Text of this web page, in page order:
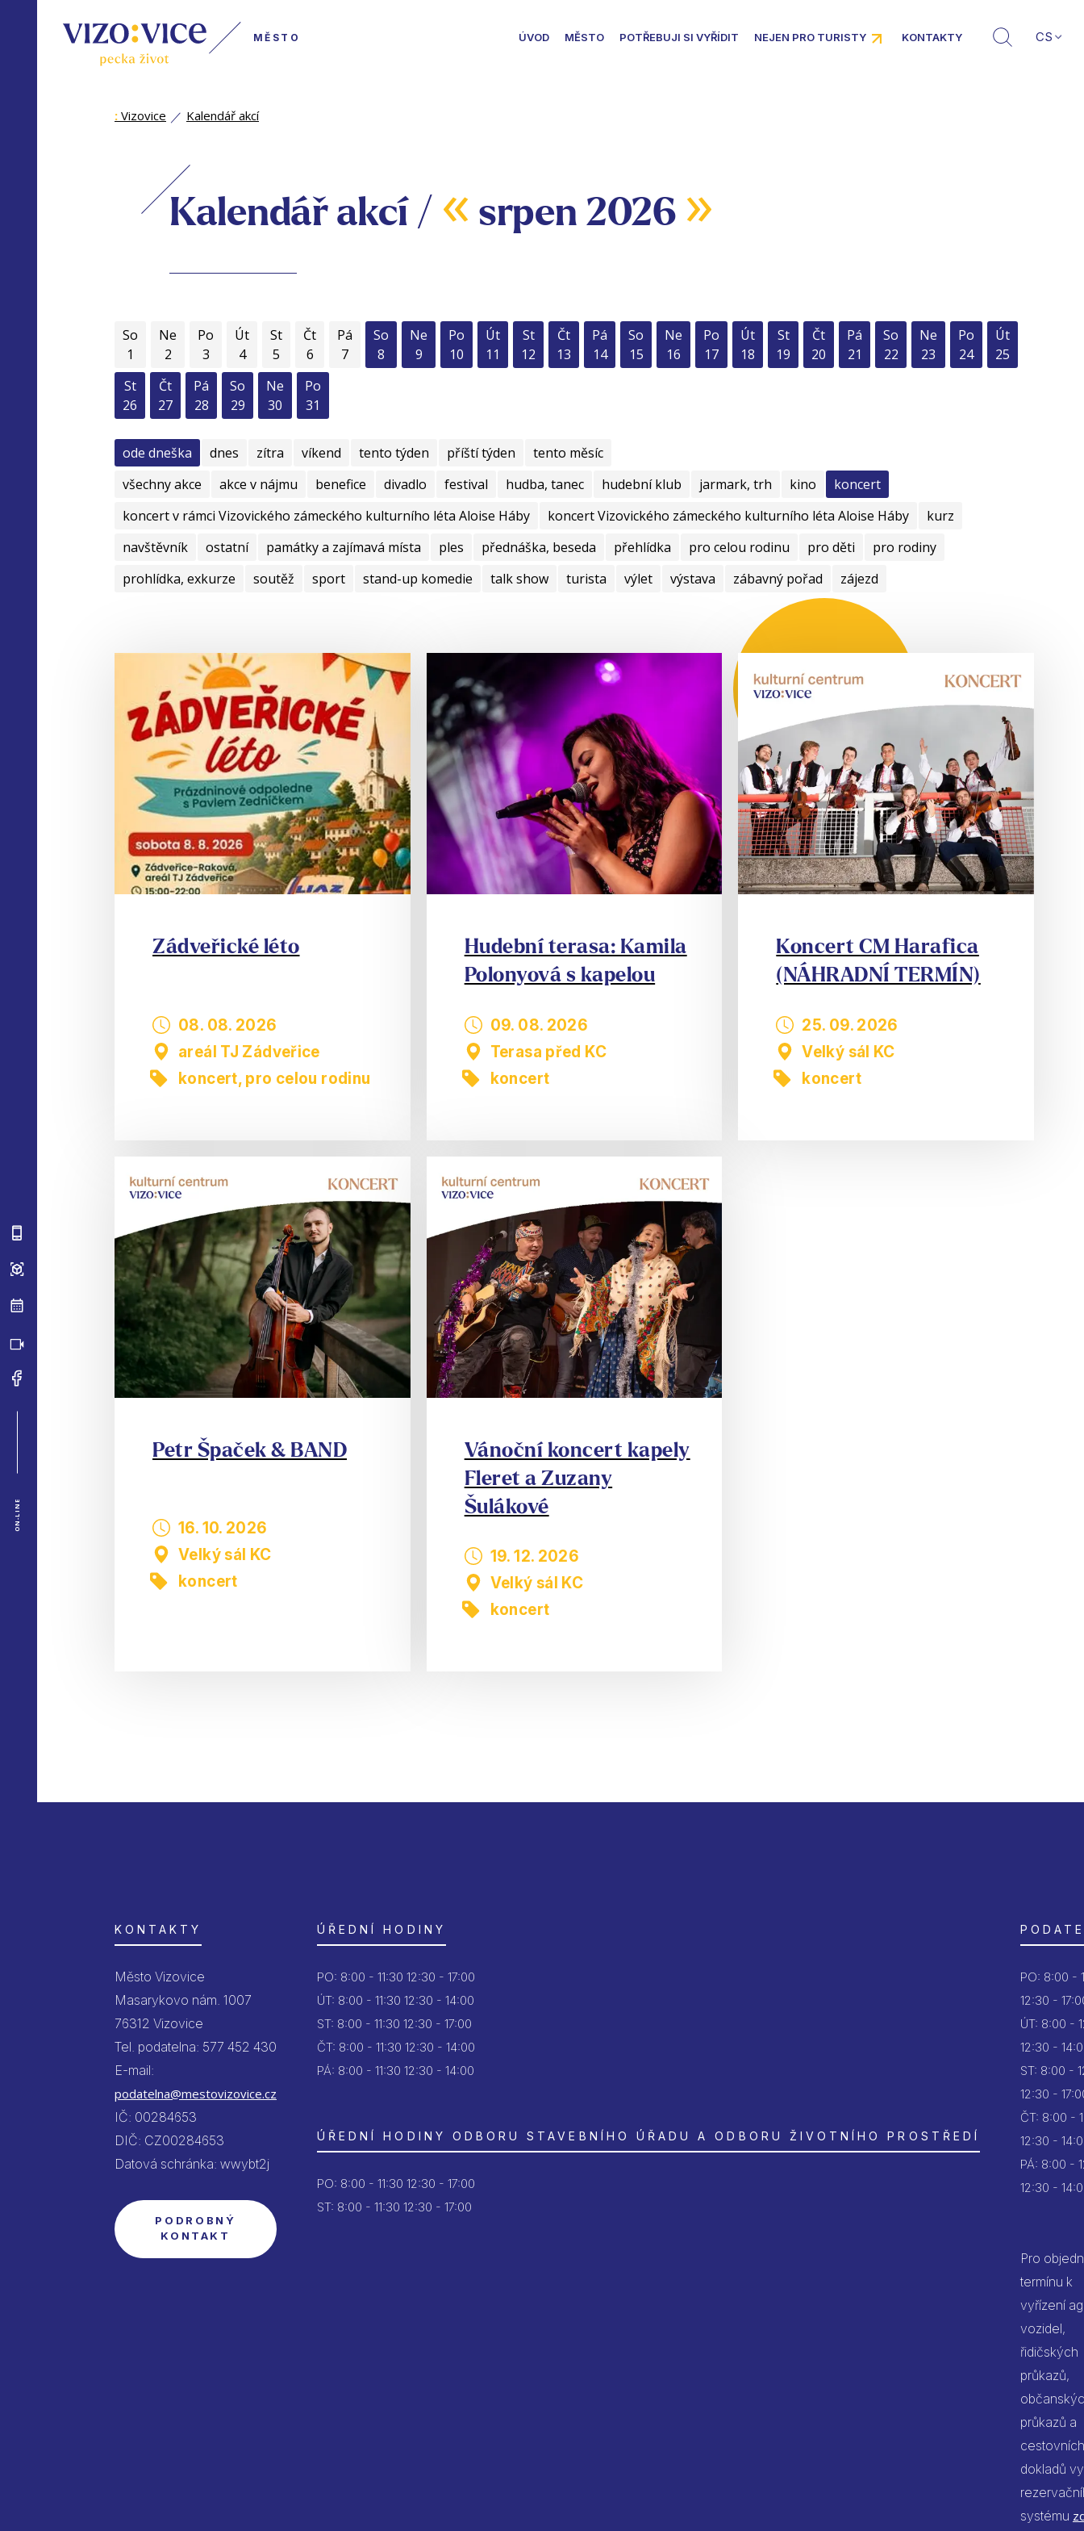
MĚSTO ÚVOD MĚSTO POTŘEBUJI SI VYŘÍDIT NEJEN PRO TURISTY KONTAKTY CS
ON-LINE
: Vizovice Kalendář akcí
Kalendář akcí / « srpen 2026 »
So
1
Ne
2
Po
3
Út
4
St
5
Čt
6
Pá
7
So
8
Ne
9
Po
10
Út
11
St
12
Čt
13
Pá
14
So
15
Ne
16
Po
17
Út
18
St
19
Čt
20
Pá
21
So
22
Ne
23
Po
24
Út
25
St
26
Čt
27
Pá
28
So
29
Ne
30
Po
31
ode dneška dnes zítra víkend tento týden příští týden
tento měsíc
všechny akce
akce v nájmu benefice divadlo festival hudba, tanec hudební klub jarmark, trh kino
koncert
koncert v rámci Vizovického zámeckého kulturního léta Aloise Háby
koncert Vizovického zámeckého kulturního léta Aloise Háby
kurz
navštěvník
ostatní památky a zajímavá místa ples přednáška, beseda přehlídka pro celou rodinu pro děti
pro rodiny
prohlídka, exkurze
soutěž sport stand-up komedie talk show turista výlet výstava zábavný pořad zájezd
Zádveřické léto
08. 08. 2026
areál TJ Zádveřice
koncert, pro celou rodinu
Hudební terasa: Kamila
Polonyová s kapelou
09. 08. 2026
Terasa před KC
koncert
Koncert CM Harafica
(NÁHRADNÍ TERMÍN)
25. 09. 2026
Velký sál KC
koncert
Petr Špaček & BAND
16. 10. 2026
Velký sál KC
koncert
Vánoční koncert kapely
Fleret a Zuzany
Šulákové
19. 12. 2026
Velký sál KC
koncert
KONTAKTY
Město Vizovice
Masarykovo nám. 1007
76312 Vizovice
Tel. podatelna: 577 452 430
E-mail:
podatelna@mestovizovice.cz
IČ: 00284653
DIČ: CZ00284653
Datová schránka: wwybt2j
PODROBNÝ
KONTAKT
ÚŘEDNÍ HODINY
PO: 8:00 - 11:30 12:30 - 17:00
ÚT: 8:00 - 11:30 12:30 - 14:00
ST: 8:00 - 11:30 12:30 - 17:00
ČT: 8:00 - 11:30 12:30 - 14:00
PÁ: 8:00 - 11:30 12:30 - 14:00
ÚŘEDNÍ HODINY ODBORU STAVEBNÍHO ÚŘADU A ODBORU ŽIVOTNÍHO PROSTŘEDÍ
PO: 8:00 - 11:30 12:30 - 17:00
ST: 8:00 - 11:30 12:30 - 17:00
PO: 8:00 -
12:30 -
ÚT: 8:00 -
12:30 -
ST: 8:00 -
12:30 -
ČT: 8:00 -
12:30 -
PÁ: 8:00 -
12:30 -
Pro
termínu k
vyřízení
vozidel,
řidičských
průkazů,
průkazů a
cestovních
dokladů
systému